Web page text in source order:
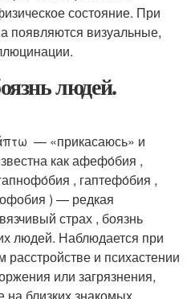
состояние. При
появляются визуальные,
людей.
— «прикасаюсь» и
как афефо́бия ,
, гаптефо́бия ,
) — редкая
страх , боязнь
людей. Наблюдается при
и психастении
или загрязнения,